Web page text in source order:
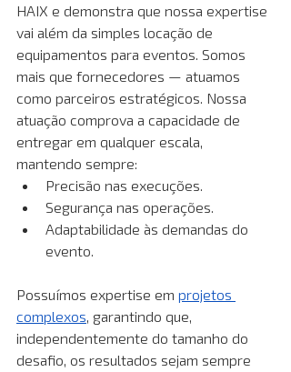
HAIX e demonstra que nossa expertise
vai além da simples locação de
equipamentos para eventos. Somos
mais que fornecedores — atuamos
como parceiros estratégicos. Nossa
atuação comprova a capacidade de
entregar em qualquer escala,
mantendo sempre:
Precisão nas execuções.
Segurança nas operações.
Adaptabilidade às demandas do
evento.
Possuímos expertise em projetos
complexos, garantindo que,
independentemente do tamanho do
desafio, os resultados sejam sempre